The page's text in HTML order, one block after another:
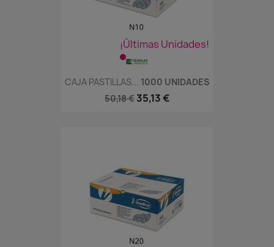
¡Últimas Unidades!
CAJA PASTILLAS... 1000 UNIDADES
50,18 € 35,13 €